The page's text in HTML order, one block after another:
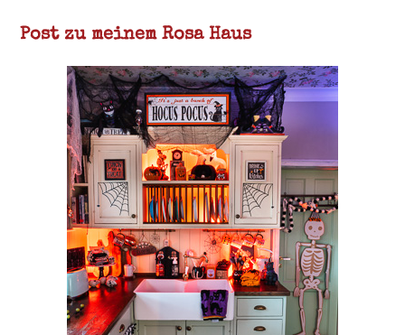
Post zu meinem Rosa Haus